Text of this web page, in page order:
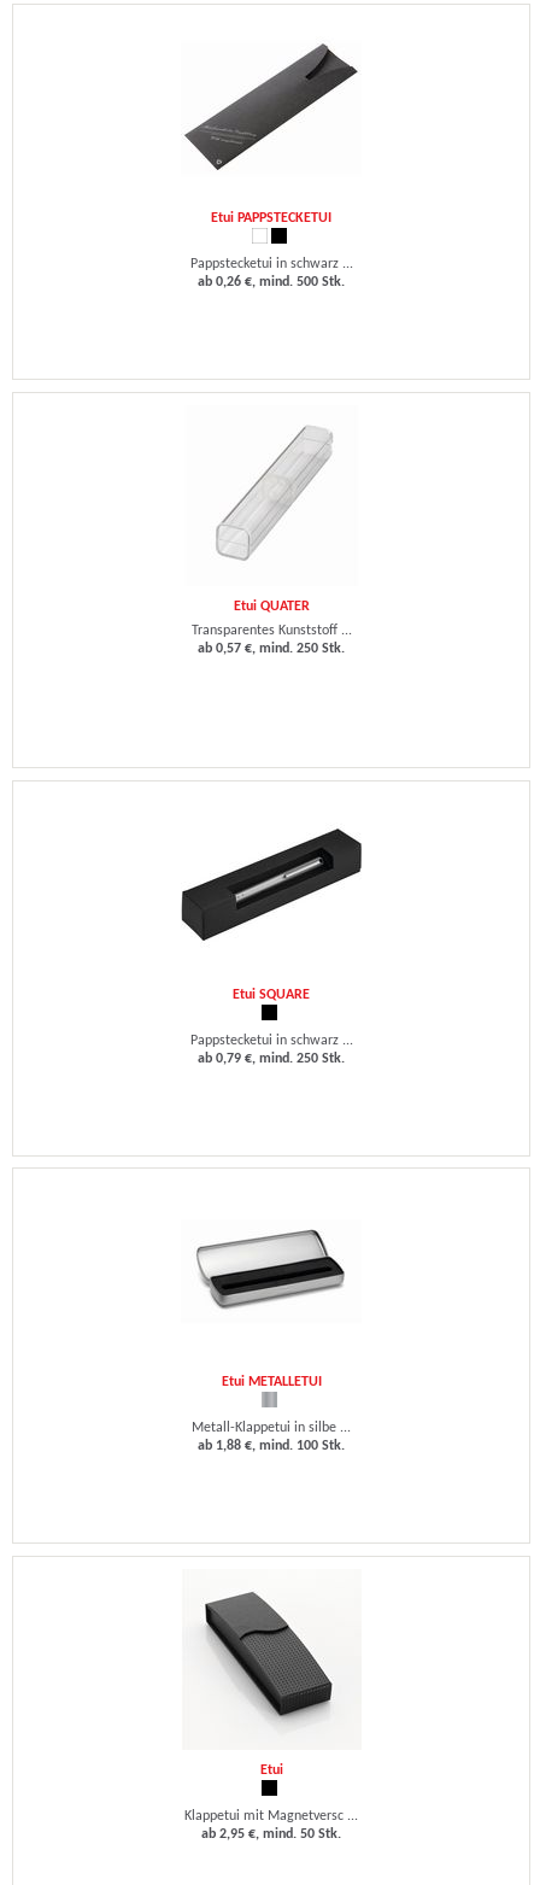
Etui PAPPSTECKETUI
Pappstecketui in schwarz ...
ab 0,26 €, mind. 500 Stk.
Etui QUATER
Transparentes Kunststoff ...
ab 0,57 €, mind. 250 Stk.
Etui SQUARE
Pappstecketui in schwarz ...
ab 0,79 €, mind. 250 Stk.
Etui METALLETUI
Metall-Klappetui in silbe ...
ab 1,88 €, mind. 100 Stk.
Etui
Klappetui mit Magnetversc ...
ab 2,95 €, mind. 50 Stk.